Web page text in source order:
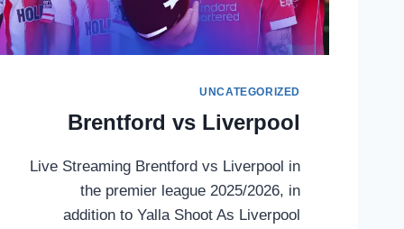
UNCATEGORIZED
Brentford vs Liverpool
Live Streaming Brentford vs Liverpool in
the premier league 2025/2026, in
addition to Yalla Shoot As Liverpool